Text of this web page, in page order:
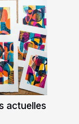
actuelles